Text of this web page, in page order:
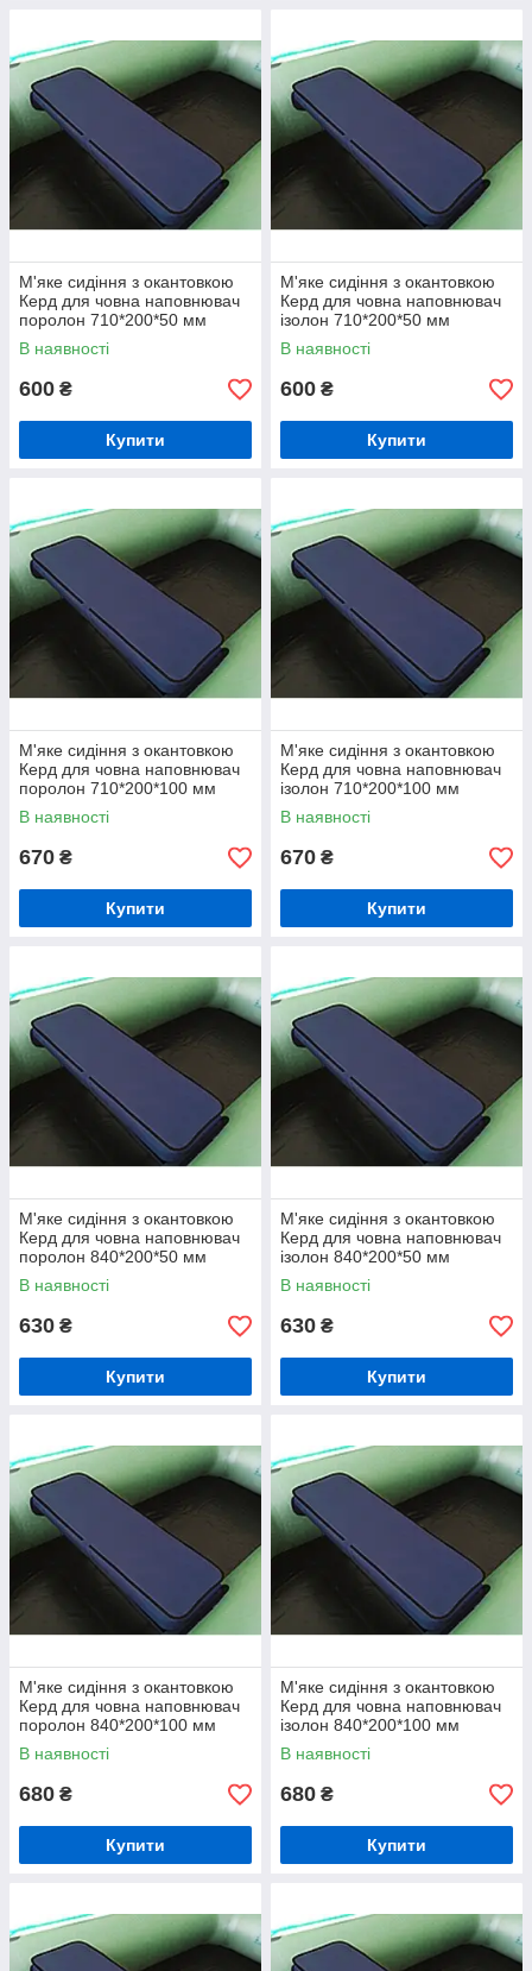
М'яке сидіння з окантовкою
Керд для човна наповнювач
поролон 710*200*50 мм
В наявності
600 ₴
Купити
М'яке сидіння з окантовкою
Керд для човна наповнювач
ізолон 710*200*50 мм
В наявності
600 ₴
Купити
М'яке сидіння з окантовкою
Керд для човна наповнювач
поролон 710*200*100 мм
В наявності
670 ₴
Купити
М'яке сидіння з окантовкою
Керд для човна наповнювач
ізолон 710*200*100 мм
В наявності
670 ₴
Купити
М'яке сидіння з окантовкою
Керд для човна наповнювач
поролон 840*200*50 мм
В наявності
630 ₴
Купити
М'яке сидіння з окантовкою
Керд для човна наповнювач
ізолон 840*200*50 мм
В наявності
630 ₴
Купити
М'яке сидіння з окантовкою
Керд для човна наповнювач
поролон 840*200*100 мм
В наявності
680 ₴
Купити
М'яке сидіння з окантовкою
Керд для човна наповнювач
ізолон 840*200*100 мм
В наявності
680 ₴
Купити